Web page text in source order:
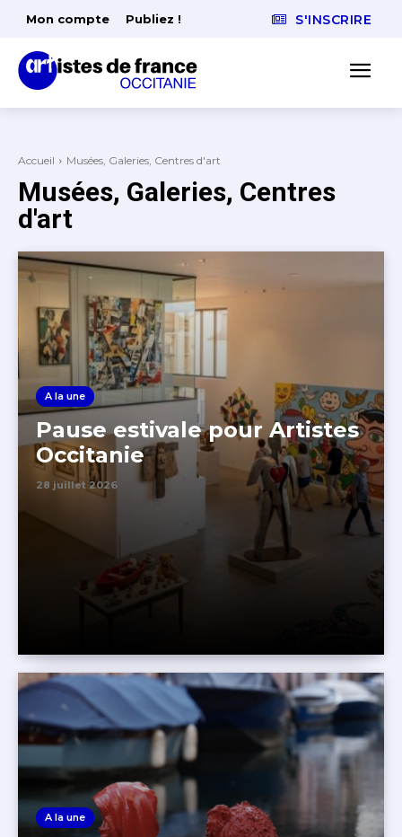
Mon compte Publiez ! S'INSCRIRE
Accueil Musées, Galeries, Centres d'art
Musées, Galeries, Centres
d'art
A la une
Pause estivale pour Artistes
Occitanie
28 juillet 2026
A la une